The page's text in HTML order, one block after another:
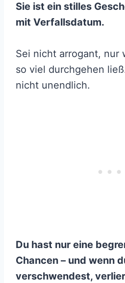
Sie ist ein stilles
mit Verfallsdatum.
Sei nicht arrogant, nur
so viel durchgehen
nicht unendlich.
Du hast nur eine
Chancen – und wenn
verschwendest,